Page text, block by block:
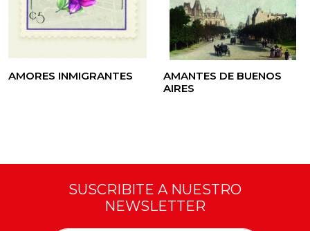
AMORES INMIGRANTES
AMANTES DE BUENOS
AIRES
SUSCRIBITE A NUESTRO
NEWSLETTER